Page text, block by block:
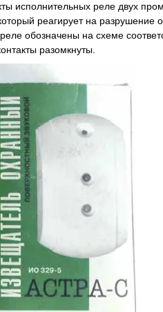
исполнительных реле двух
реагирует на разрушение
обозначены на схеме
разомкнуты.